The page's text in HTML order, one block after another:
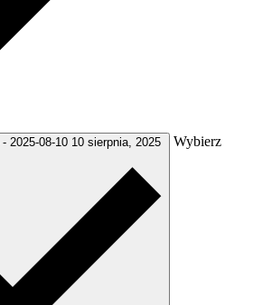
- 2025-08-10 10 sierpnia, 2025 Wybierz